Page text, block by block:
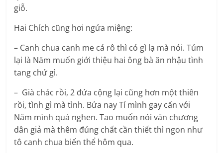
giỗ.
Hai Chích cũng hơi ngứa miệng:
– Canh chua canh me cá rô thì có gì lạ mà nói. Túm
lại là Năm muốn giới thiệu hai ông bà ăn nhậu tình
tang chứ gì.
– Già chác rồi, 2 đứa cộng lại cũng hơn một thiên
rồi, tình gì mà tình. Bửa nay Tí mình gay cấn với
Năm mình quá nghen. Tao muốn nói văn chương
dân giả mà thêm đúng chất cần thiết thì ngon như
tô canh chua biến thể hôm qua.